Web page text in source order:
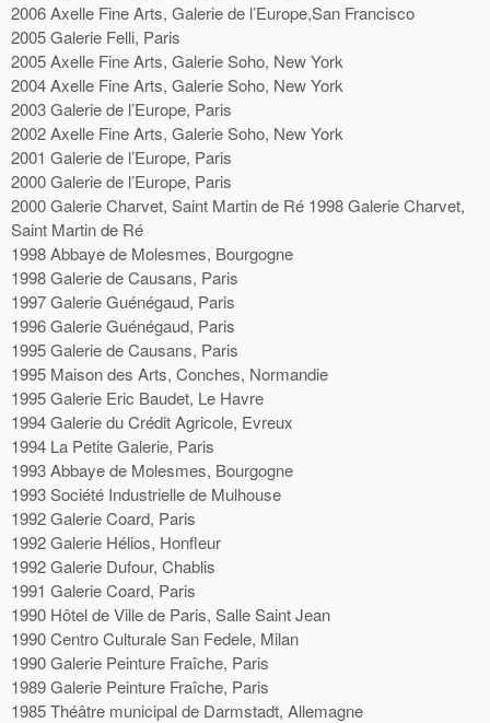
2006 Axelle Fine Arts, Galerie de l’Europe,San Francisco
2005 Galerie Felli, Paris
2005 Axelle Fine Arts, Galerie Soho, New York
2004 Axelle Fine Arts, Galerie Soho, New York
2003 Galerie de l’Europe, Paris
2002 Axelle Fine Arts, Galerie Soho, New York
2001 Galerie de l’Europe, Paris
2000 Galerie de l’Europe, Paris
2000 Galerie Charvet, Saint Martin de Ré 1998 Galerie Charvet,
Saint Martin de Ré
1998 Abbaye de Molesmes, Bourgogne
1998 Galerie de Causans, Paris
1997 Galerie Guénégaud, Paris
1996 Galerie Guénégaud, Paris
1995 Galerie de Causans, Paris
1995 Maison des Arts, Conches, Normandie
1995 Galerie Eric Baudet, Le Havre
1994 Galerie du Crédit Agricole, Evreux
1994 La Petite Galerie, Paris
1993 Abbaye de Molesmes, Bourgogne
1993 Société Industrielle de Mulhouse
1992 Galerie Coard, Paris
1992 Galerie Hélios, Honfleur
1992 Galerie Dufour, Chablis
1991 Galerie Coard, Paris
1990 Hôtel de Ville de Paris, Salle Saint Jean
1990 Centro Culturale San Fedele, Milan
1990 Galerie Peinture Fraîche, Paris
1989 Galerie Peinture Fraîche, Paris
1985 Théâtre municipal de Darmstadt, Allemagne